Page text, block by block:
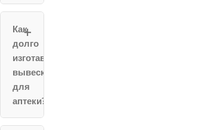
Как
долго
изготавливается
вывеска
для
аптеки?